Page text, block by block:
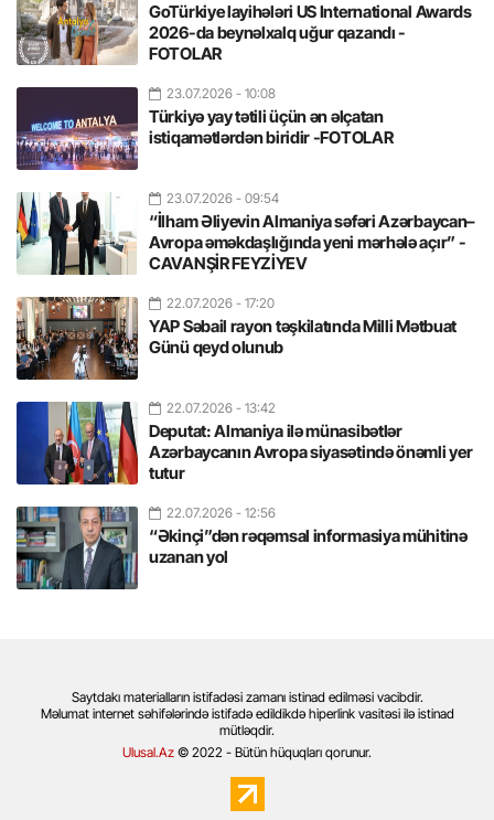
GoTürkiye layihələri US International Awards
2026-da beynəlxalq uğur qazandı -
FOTOLAR
23.07.2026 - 10:08
Türkiyə yay tətili üçün ən əlçatan
istiqamətlərdən biridir -FOTOLAR
23.07.2026 - 09:54
“İlham Əliyevin Almaniya səfəri Azərbaycan–
Avropa əməkdaşlığında yeni mərhələ açır” -
CAVANŞİR FEYZİYEV
22.07.2026 - 17:20
YAP Səbail rayon təşkilatında Milli Mətbuat
Günü qeyd olunub
22.07.2026 - 13:42
Deputat: Almaniya ilə münasibətlər
Azərbaycanın Avropa siyasətində önəmli yer
tutur
22.07.2026 - 12:56
“Əkinçi”dən rəqəmsal informasiya mühitinə
uzanan yol
Saytdakı materialların istifadəsi zamanı istinad edilməsi vacibdir.
Məlumat internet səhifələrində istifadə edildikdə hiperlink vasitəsi ilə istinad
mütləqdir.
Ulusal.Az © 2022 - Bütün hüquqları qorunur.